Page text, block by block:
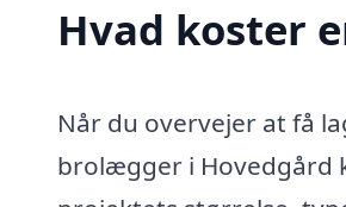
Hvad koster
Når du overvejer at få
brolægger i Hovedgård